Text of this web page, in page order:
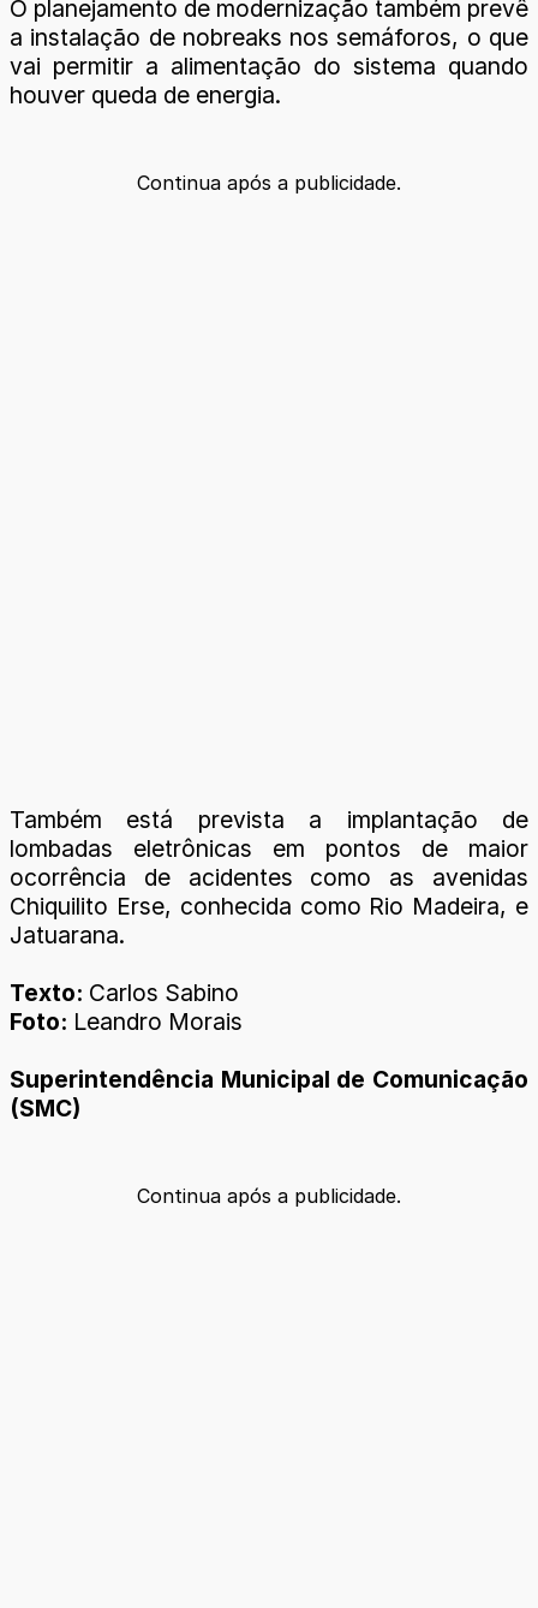
O planejamento de modernização também prevê
a instalação de nobreaks nos semáforos, o que
vai permitir a alimentação do sistema quando
houver queda de energia.
Continua após a publicidade.
Também está prevista a implantação de
lombadas eletrônicas em pontos de maior
ocorrência de acidentes como as avenidas
Chiquilito Erse, conhecida como Rio Madeira, e
Jatuarana.
Texto: Carlos Sabino
Foto: Leandro Morais
Superintendência Municipal de Comunicação
(SMC)
Continua após a publicidade.